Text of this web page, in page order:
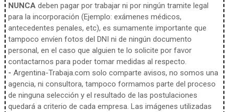
NUNCAdeben pagar por trabajar ni por ningún tramite legal
para la incorporación (Ejemplo: exámenes médicos,
antecedentes penales, etc), es sumamente importante que
tampoco envíen fotos del DNI ni de ningún documento
personal, en el caso que alguien te lo solicite por favor
contactarnos para poder tomar medidas al respecto.
- Argentina-Trabaja.com solo comparte avisos, no somos una
agencia, ni consultora, tampoco formamos parte del proceso
de ninguna selección y el resultado de las postulaciones
quedará a criterio de cada empresa. Las imágenes utilizadas